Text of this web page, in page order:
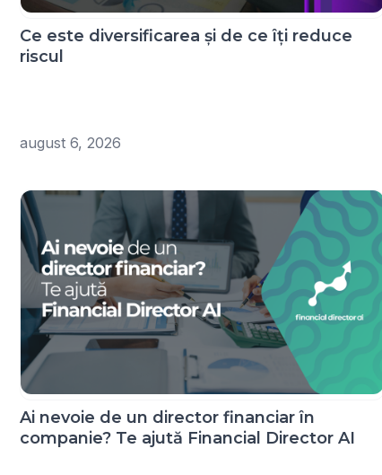
Ce este diversificarea și de ce îți reduce
riscul
august 6, 2026
Ai nevoie de un director financiar în
companie? Te ajută Financial Director AI